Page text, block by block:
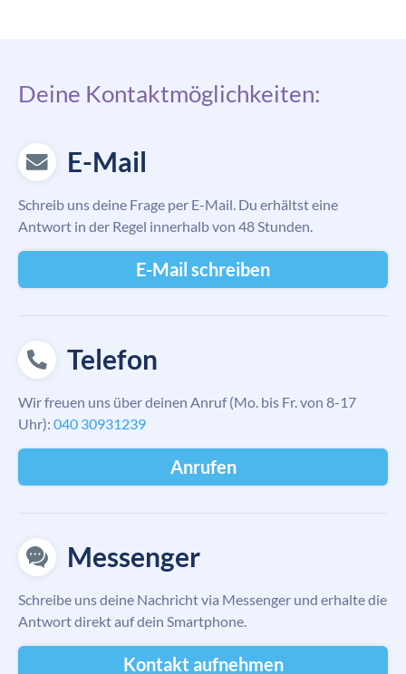
Deine Kontaktmöglichkeiten:
E-Mail
Schreib uns deine Frage per E-Mail. Du erhältst eine
Antwort in der Regel innerhalb von 48 Stunden.
E-Mail schreiben
Telefon
Wir freuen uns über deinen Anruf (Mo. bis Fr. von 8-17
Uhr): 040 30931239
Anrufen
Messenger
Schreibe uns deine Nachricht via Messenger und erhalte die
Antwort direkt auf dein Smartphone.
Kontakt aufnehmen